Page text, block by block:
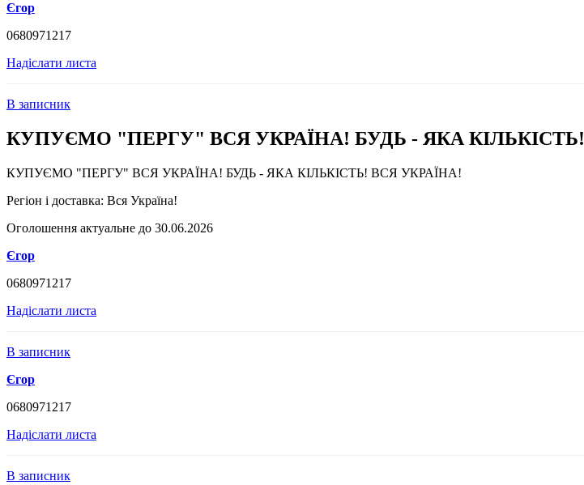
Єгор
0680971217
Надіслати листа
В записник
КУПУЄМО "ПЕРГУ" ВСЯ УКРАЇНА! БУДЬ - ЯКА КІЛЬКІСТЬ!
КУПУЄМО "ПЕРГУ" ВСЯ УКРАЇНА! БУДЬ - ЯКА КІЛЬКІСТЬ! ВСЯ УКРАЇНА!
Регіон і доставка: Вся Україна!
Оголошення актуальне до 30.06.2026
Єгор
0680971217
Надіслати листа
В записник
Єгор
0680971217
Надіслати листа
В записник